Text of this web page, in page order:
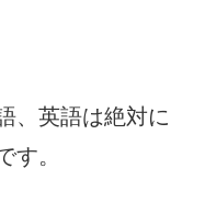
、英語は絶対に
す。